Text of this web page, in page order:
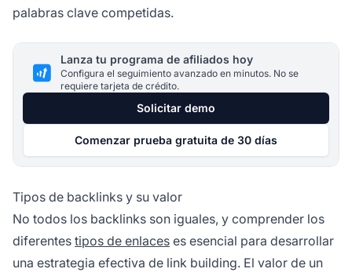
palabras clave competidas.
Lanza tu programa de afiliados hoy
Configura el seguimiento avanzado en minutos. No se
requiere tarjeta de crédito.
Solicitar demo
Comenzar prueba gratuita de 30 días
Tipos de backlinks y su valor
No todos los backlinks son iguales, y comprender los
diferentes tipos de enlaces es esencial para desarrollar
una estrategia efectiva de link building. El valor de un